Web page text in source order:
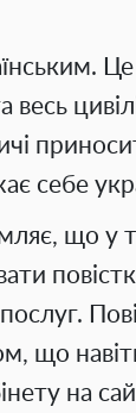
весь
себе
що у
що
на